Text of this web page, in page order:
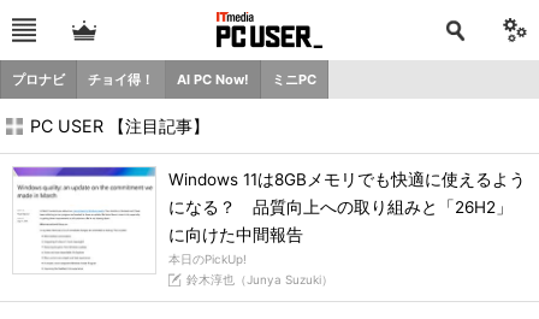
プロナビ チョイ得！ AI PC Now! ミニPC
PC USER 【注目記事】
Windows 11は8GBメモリでも快適に使えるよう
になる？ 品質向上への取り組みと「26H2」
に向けた中間報告
本日のPickUp!
鈴木淳也（Junya Suzuki）